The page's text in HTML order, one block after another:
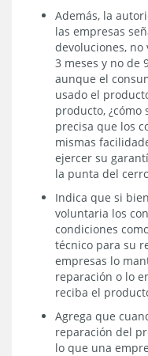
Además, la
las empresas
devoluciones,
3 meses y no de
aunque el
usado el
producto,
precisa que los
mismas
ejercer su
la punta del
Indica que si
voluntaria los
condiciones
técnico para su
empresas lo
reparación o lo
reciba el
Agrega que
reparación del
lo que una